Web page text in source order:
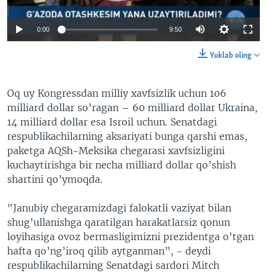
0:00 9:50
Yuklab oling
Oq uy Kongressdan milliy xavfsizlik uchun 106
milliard dollar so’ragan – 60 milliard dollar Ukraina,
14 milliard dollar esa Isroil uchun. Senatdagi
respublikachilarning aksariyati bunga qarshi emas,
paketga AQSh-Meksika chegarasi xavfsizligini
kuchaytirishga bir necha milliard dollar qo’shish
shartini qo’ymoqda.
"Janubiy chegaramizdagi falokatli vaziyat bilan
shug’ullanishga qaratilgan harakatlarsiz qonun
loyihasiga ovoz bermasligimizni prezidentga o’tgan
hafta qo’ng’iroq qilib aytganman”, - deydi
respublikachilarning Senatdagi sardori Mitch